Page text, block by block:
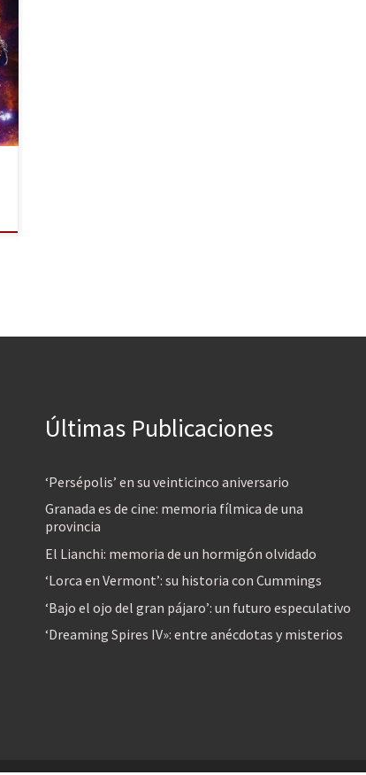
Últimas Publicaciones
‘Persépolis’ en su veinticinco aniversario
Granada es de cine: memoria fílmica de una
provincia
El Lianchi: memoria de un hormigón olvidado
‘Lorca en Vermont’: su historia con Cummings
‘Bajo el ojo del gran pájaro’: un futuro especulativo
‘Dreaming Spires IV»: entre anécdotas y misterios